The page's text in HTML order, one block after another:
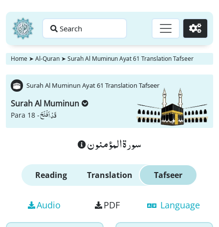
Search Go
Home ➤ Al-Quran ➤ Surah Al Muminun Ayat 61 Translation Tafseer
Surah Al Muminun Ayat 61 Translation Tafseer
Surah Al Muminun
Para 18 -قَدْ اَفْلَحَ
سورة المؤمنون
Reading Translation Tafseer
Audio PDF Language